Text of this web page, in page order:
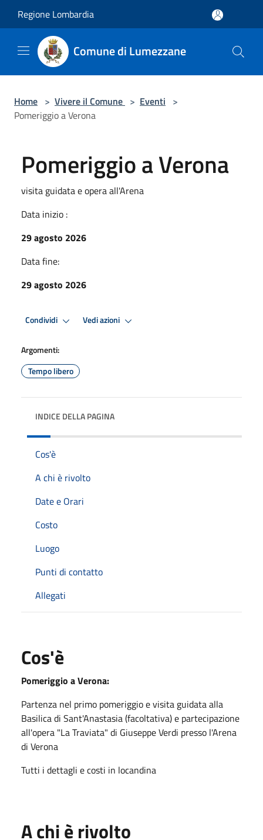
Regione Lombardia
Comune di Lumezzane
Home > Vivere il Comune > Eventi >
Pomeriggio a Verona
Pomeriggio a Verona
visita guidata e opera all'Arena
Data inizio :
29 agosto 2026
Data fine:
29 agosto 2026
Condividi Vedi azioni
Argomenti:
Tempo libero
INDICE DELLA PAGINA
Cos'è
A chi è rivolto
Date e Orari
Costo
Luogo
Punti di contatto
Allegati
Cos'è
Pomeriggio a Verona:
Partenza nel primo pomeriggio e visita guidata alla
Basilica di Sant'Anastasia (facoltativa) e partecipazione
all'opera "La Traviata" di Giuseppe Verdi presso l'Arena
di Verona
Tutti i dettagli e costi in locandina
A chi è rivolto